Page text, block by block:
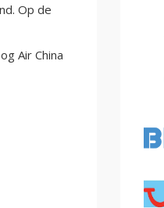
Op de
Air China